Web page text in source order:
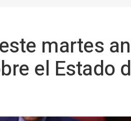
martes
el Estado